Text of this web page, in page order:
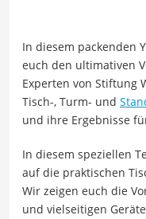
In diesem packenden
euch den ultimativen
Experten von Stiftung
Tisch-, Turm- und
und ihre Ergebnisse
In diesem speziellen
auf die praktischen
Wir zeigen euch die
und vielseitigen